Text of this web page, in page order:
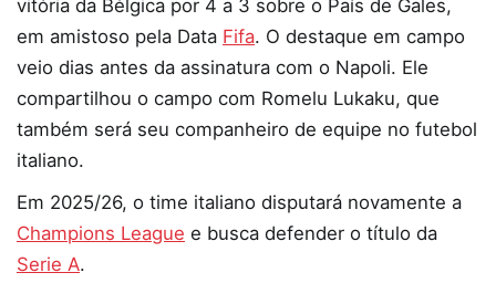
vitória da Bélgica por 4 a 3 sobre o País de Gales,
em amistoso pela Data Fifa. O destaque em campo
veio dias antes da assinatura com o Napoli. Ele
compartilhou o campo com Romelu Lukaku, que
também será seu companheiro de equipe no futebol
italiano.
Em 2025/26, o time italiano disputará novamente a
Champions League e busca defender o título da
Serie A.